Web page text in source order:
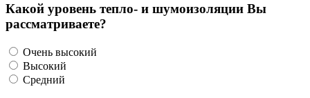
Какой уровень тепло- и шумоизоляции Вы
рассматриваете?
Очень высокий
Высокий
Средний